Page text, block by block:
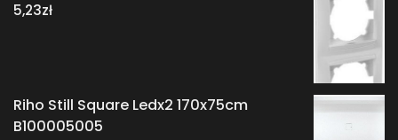
5,23zł
Riho Still Square Ledx2 170x75cm
B100005005